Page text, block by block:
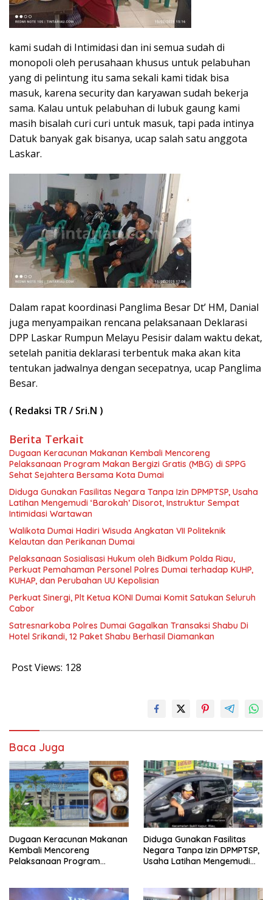
kami sudah di Intimidasi dan ini semua sudah di
monopoli oleh perusahaan khusus untuk pelabuhan
yang di pelintung itu sama sekali kami tidak bisa
masuk, karena security dan karyawan sudah bekerja
sama. Kalau untuk pelabuhan di lubuk gaung kami
masih bisalah curi curi untuk masuk, tapi pada intinya
Datuk banyak gak bisanya, ucap salah satu anggota
Laskar.
Dalam rapat koordinasi Panglima Besar Dt’ HM, Danial
juga menyampaikan rencana pelaksanaan Deklarasi
DPP Laskar Rumpun Melayu Pesisir dalam waktu dekat,
setelah panitia deklarasi terbentuk maka akan kita
tentukan jadwalnya dengan secepatnya, ucap Panglima
Besar.
( Redaksi TR / Sri.N )
Berita Terkait
Dugaan Keracunan Makanan Kembali Mencoreng
Pelaksanaan Program Makan Bergizi Gratis (MBG) di SPPG
Sehat Sejahtera Bersama Kota Dumai
Diduga Gunakan Fasilitas Negara Tanpa Izin DPMPTSP, Usaha
Latihan Mengemudi ‘Barokah’ Disorot, Instruktur Sempat
Intimidasi Wartawan
Walikota Dumai Hadiri Wisuda Angkatan VII Politeknik
Kelautan dan Perikanan Dumai
Pelaksanaan Sosialisasi Hukum oleh Bidkum Polda Riau,
Perkuat Pemahaman Personel Polres Dumai terhadap KUHP,
KUHAP, dan Perubahan UU Kepolisian
Perkuat Sinergi, Plt Ketua KONI Dumai Komit Satukan Seluruh
Cabor
Satresnarkoba Polres Dumai Gagalkan Transaksi Shabu Di
Hotel Srikandi, 12 Paket Shabu Berhasil Diamankan
Post Views: 128
Baca Juga
Dugaan Keracunan Makanan
Kembali Mencoreng
Pelaksanaan Program
Bersama Kota Dumai
Diduga Gunakan Fasilitas
Negara Tanpa Izin DPMPTSP,
Usaha Latihan Mengemudi